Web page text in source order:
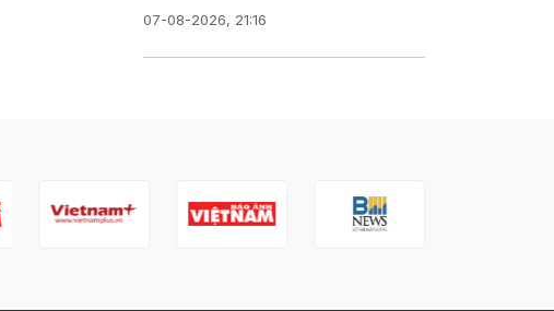
07-08-2026, 21:16